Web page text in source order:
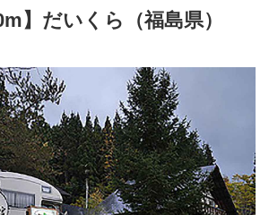
】だいくら（福島県）